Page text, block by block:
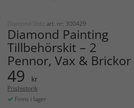
Diamond Dotz art. nr: 300429
Diamond Painting
Tillbehörskit – 2
Pennor, Vax & Brickor
49 kr
Prishistorik
Finns i lager